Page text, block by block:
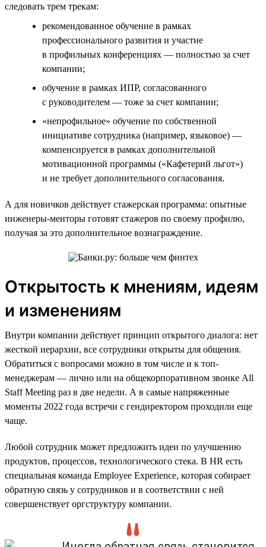
следовать трем трекам:
рекомендованное обучение в рамках
профессионального развития и участие
в профильных конференциях — полностью за счет
компании;
обучение в рамках ИПР, согласованного
с руководителем — тоже за счет компании;
«непрофильное» обучение по собственной
инициативе сотрудника (например, языковое) —
компенсируется в рамках дополнительной
мотивационной программы («Кафетерий льгот»)
и не требует дополнительного согласования.
А для новичков действует стажерская программа: опытные
инженеры-менторы готовят стажеров по своему профилю,
получая за это дополнительное вознаграждение.
Открытость к мнениям, идеям
и изменениям
Внутри компании действует принцип открытого диалога: нет
жесткой иерархии, все сотрудники открыты для общения.
Обратиться с вопросами можно в том числе и к топ-
менеджерам — лично или на общекорпоративном звонке All
Staff Meeting раз в две недели. А в самые напряженные
моменты 2022 года встречи с гендиректором проходили еще
чаще.
Любой сотрудник может предложить идеи по улучшению
продуктов, процессов, технологического стека. В HR есть
специальная команда Employee Experience, которая собирает
обратную связь у сотрудников и в соответствии с ней
совершенствует оргструктуру компании.